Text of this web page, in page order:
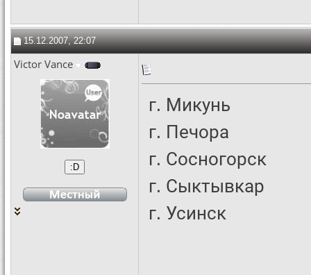
15.12.2007, 22:07
Victor Vance
г. Микунь
г. Печора
г. Сосногорск
г. Сыктывкар
г. Усинск